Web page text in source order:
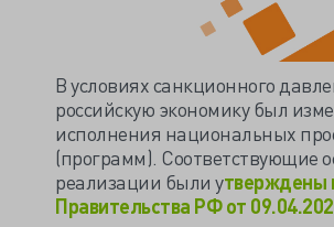
В условиях санкционного
российскую экономику был
исполнения национальных
(программ). Соответствующие
реализации были утверждены
Правительства РФ от